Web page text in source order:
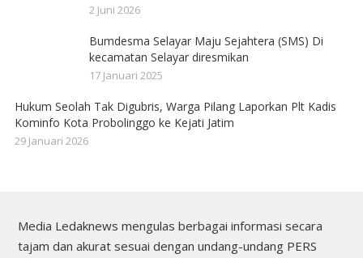
2 Juni 2026
Bumdesma Selayar Maju Sejahtera (SMS) Di
kecamatan Selayar diresmikan
17 Januari 2025
Hukum Seolah Tak Digubris, Warga Pilang Laporkan Plt Kadis
Kominfo Kota Probolinggo ke Kejati Jatim
29 Januari 2026
Media Ledaknews mengulas berbagai informasi secara
tajam dan akurat sesuai dengan undang-undang PERS